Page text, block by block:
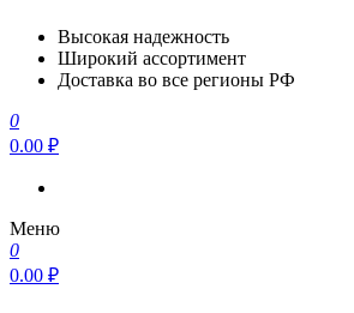
Высокая надежность
Широкий ассортимент
Доставка во все регионы РФ
0
0.00 ₽
Меню
0
0.00 ₽